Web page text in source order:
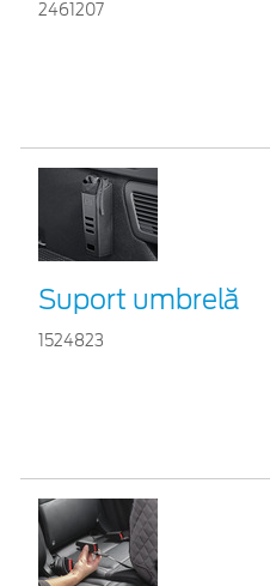
2461207
Suport umbrelă
1524823